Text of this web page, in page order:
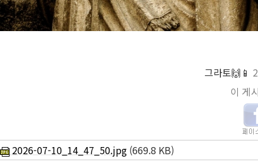
그라토🙌📱
이 게
2026-07-10_14_47_50.jpg (669.8 KB)